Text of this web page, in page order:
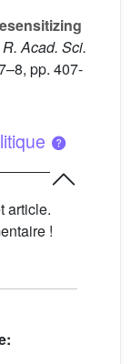
Acad. Sci.
pp. 407-
article.
!